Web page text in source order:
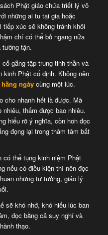
Phật giáo chứa triết lý vô
những ai tu tại gia hoặc
tiếp xúc sẽ không tránh khỏi
chí có thể bỏ ngang nửa
tận.
gắng tập trung tinh thần và
kinh Phật cố định. Không nên
ngày cùng một lúc.
cho nhanh hết là được. Mà
thấm được bao nhiêu.
hiểu rõ ý nghĩa, còn hơn đọc
đọng lại trong thâm tâm bất
có thể tụng kinh niệm Phật
nếu có điều kiện thì nên đọc
những tư tưởng, giáo lý
sẽ khó nhớ, khó hiểu lúc ban
đọc bằng cả suy nghĩ và
thạo.